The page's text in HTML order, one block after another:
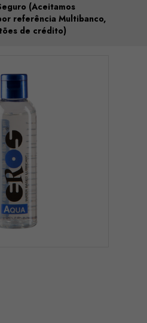
(Aceitamos
referência Multibanco,
de crédito)